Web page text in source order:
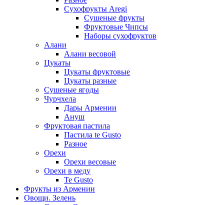
Сухофрукты Aregi
Сушеные фрукты
Фруктовые Чипсы
Наборы сухофруктов
Алани
Алани весовой
Цукаты
Цукаты фруктовые
Цукаты разные
Сушеные ягоды
Чурчхела
Дары Армении
Ануш
Фруктовая пастила
Пастила te Gusto
Разное
Орехи
Орехи весовые
Орехи в меду
Te Gusto
Фрукты из Армении
Овощи. Зелень